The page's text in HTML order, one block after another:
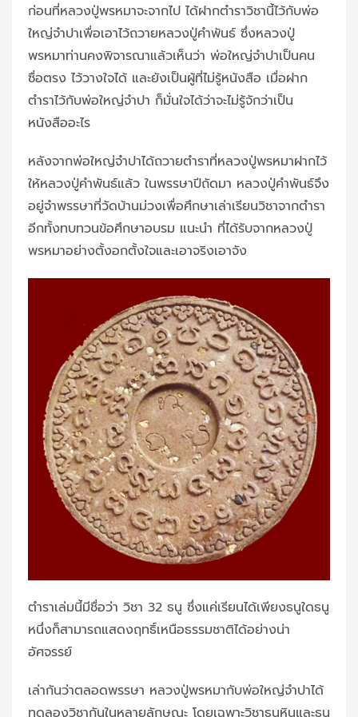
ก่อนที่หลวงปู่พรหมาจะจากไป ได้ฝากตำราวิชานี้ไว้กับพ่อ
ใหญ่จำปาเพื่อเอาไว้ถวายหลวงปู่คำพันธ์ ซึ่งหลวงปู่
พรหมาท่านคงพิจารณาแล้วเห็นว่า พ่อใหญ่จำปาเป็นคน
ซื่อตรง ไว้วางใจได้ และยังเป็นผู้ที่ไม่รู้หนังสือ เมื่อฝาก
ตำราไว้กับพ่อใหญ่จำปา ก็มั่นใจได้ว่าจะไม่รู้จักว่าเป็น
หนังสืออะไร
หลังจากพ่อใหญ่จำปาได้ถวายตำราที่หลวงปู่พรหมาฝากไว้
ให้หลวงปู่คำพันธ์แล้ว ในพรรษาปีถัดมา หลวงปู่คำพันธ์จึง
อยู่จำพรรษาที่วัดบ้านม่วงเพื่อศึกษาเล่าเรียนวิชาจากตำรา
อีกทั้งทบทวนข้อศึกษาอบรม แนะนำ ที่ได้รับจากหลวงปู่
พรหมาอย่างตั้งอกตั้งใจและเอาจริงเอาจัง
ตำราเล่มนี้มีชื่อว่า วิชา 32 ธนู ซึ่งแค่เรียนได้เพียงธนูใดธนู
หนึ่งก็สามารถแสดงฤทธิ์เหนือธรรมชาติได้อย่างน่า
อัศจรรย์
เล่ากันว่าตลอดพรรษา หลวงปู่พรหมากับพ่อใหญ่จำปาได้
ทดลองวิชากันในหลายลักษณะ โดยเฉพาะวิชาธนูหินและธนู